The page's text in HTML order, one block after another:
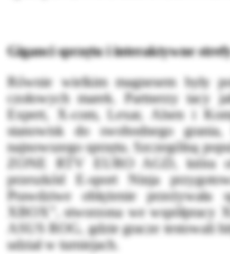
Giganci sprzętu i interaktywne
Równie wielkim magnesem były
czołowych marek. Partnerzy
Expert, X-com, Lexar, Alsen i
stanowisk do swobodnego
najnowszego sprzętu. Szczególną
ZONE RTV EURO AGD, która
przeszkód E-sport Ninja
Prawdziwe oblężenie przeżywała
XBOX”, stworzona we współpracy
ASUS ROG, gdzie gracze testowali
udział w turniejach.